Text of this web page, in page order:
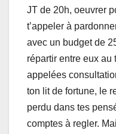
JT de 20h, oeuvrer
t’appeler à
avec un budget de
répartir entre eux au
appelées
ton lit de fortune, le
perdu dans tes
comptes à regler.